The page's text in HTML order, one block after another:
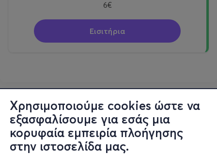
Χρησιμοποιούμε cookies ώστε να
εξασφαλίσουμε για εσάς μια
κορυφαία εμπειρία πλοήγησης
στην ιστοσελίδα μας.
6€
Εισιτήρια